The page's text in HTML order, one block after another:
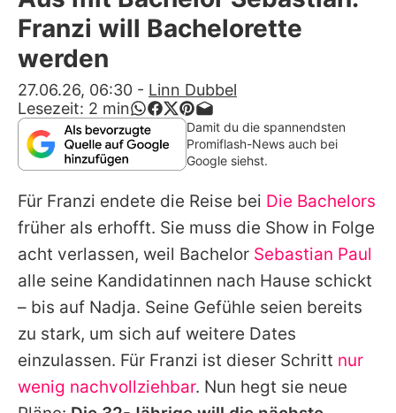
Alle Themen auf Promiflash
App runterladen
Team
Redaktionelle Richtlinien
Impressum
Datenschutzerklärung
Nutzungsbedingungen
Utiq verwalten
Franzi will Bachelorette
werden
27.06.26, 06:30 - Linn Dubbel
Lesezeit: 2 min
Damit du die spannendsten
Promiflash-News auch bei
Google siehst.
Für Franzi endete die Reise bei Die Bachelors
früher als erhofft. Sie muss die Show in Folge
acht verlassen, weil Bachelor Sebastian Paul
alle seine Kandidatinnen nach Hause schickt
– bis auf Nadja. Seine Gefühle seien bereits
zu stark, um sich auf weitere Dates
einzulassen. Für Franzi ist dieser Schritt nur
wenig nachvollziehbar. Nun hegt sie neue